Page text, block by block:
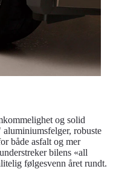
og solid
robuste
både asfalt og mer
bilens «all
følgesvenn året rundt.